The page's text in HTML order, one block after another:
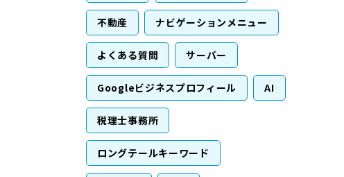
不動産 ナビゲーションメニュー
よくある質問 サーバー
Googleビジネスプロフィール AI
税理士事務所
ロングテールキーワード